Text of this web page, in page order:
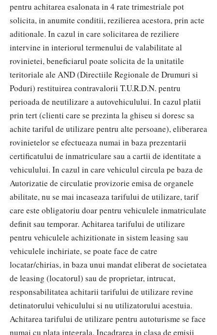
pentru achitarea esalonata in 4 rate trimestriale pot
solicita, in anumite conditii, rezilierea acestora, prin acte
aditionale. In cazul in care solicitarea de reziliere
intervine in interiorul termenului de valabilitate al
rovinietei, beneficiarul poate solicita de la unitatile
teritoriale ale AND (Directiile Regionale de Drumuri si
Poduri) restituirea contravalorii T.U.R.D.N. pentru
perioada de neutilizare a autovehiculului. In cazul platii
prin tert (clienti care se prezinta la ghiseu si doresc sa
achite tariful de utilizare pentru alte persoane), eliberarea
rovinietelor se efectueaza numai in baza prezentarii
certificatului de inmatriculare sau a cartii de identitate a
vehiculului. In cazul in care vehiculul circula pe baza de
Autorizatie de circulatie provizorie emisa de organele
abilitate, nu se mai incaseaza tarifului de utilizare, tarif
care este obligatoriu doar pentru vehiculele inmatriculate
definit sau temporar. Achitarea tarifului de utilizare
pentru vehiculele achizitionate in sistem leasing sau
vehiculele inchiriate, se poate face de catre
locatar/chirias, in baza unui mandat eliberat de societatea
de leasing (locatorul) sau de proprietar, intrucat,
responsabilitatea achitarii tarifului de utilizare revine
detinatorului vehiculului si nu utilizatorului acestuia.
Achitarea tarifului de utilizare pentru autoturisme se face
numai cu plata integrala. Incadrarea in clasa de emisii